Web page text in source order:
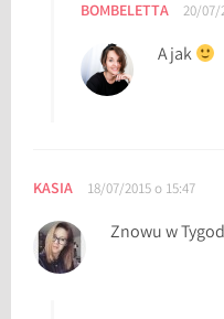
BOMBELETTA 20/07/
A jak
KASIA 18/07/2015 o 15:47
Znowu w